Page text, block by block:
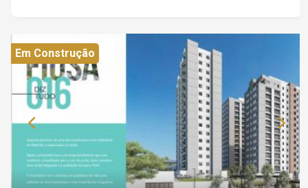
todas as unidades com vaga de garagem e
sacada. Piscina com área coberta com
aquecimento, Espaço Gourmet e Sport Bar.
Valores a partir de R$ 298.000,00 (sujeito a
alterações conforme tabela da construtora)
Condições especiais no pré-lançamento, entre
em contato com a gente receba maiores
informações!
Em Construção